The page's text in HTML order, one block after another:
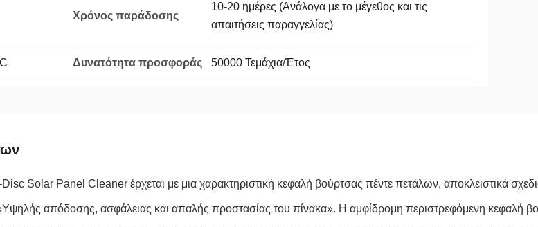
Χρόνος παράδοσης
10-20 ημέρες (Ανάλογα με το μέγεθος και τις
απαιτήσεις παραγγελίας)
Δυνατότητα προσφοράς 50000 Τεμάχια/Έτος
Solar Panel Cleaner έρχεται με μια χαρακτηριστική κεφαλή βούρτσας πέντε πετάλων, αποκλειστικά
απόδοσης, ασφάλειας και απαλής προστασίας του πίνακα». Η αμφίδρομη περιστρεφόμενη κεφαλή